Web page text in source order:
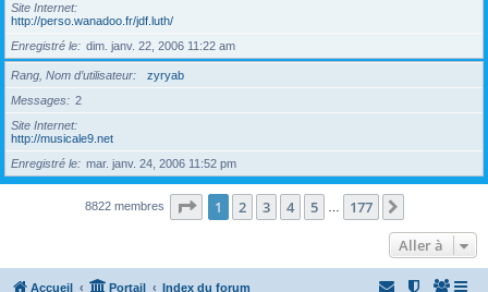
Site Internet
http://perso.wanadoo.fr/jdf.luth/
Enregistré le
dim. janv. 22, 2006 11:22 am
Rang, Nom d’utilisateur
zyryab
Messages
2
Site Internet
http://musicale9.net
Enregistré le
mar. janv. 24, 2006 11:52 pm
8822 membres Page 1sur177
1 2 3 4 5 177
Aller à
Accueil Portail Index du forum